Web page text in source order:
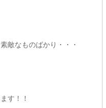
敵なものばかり・・・
す！！